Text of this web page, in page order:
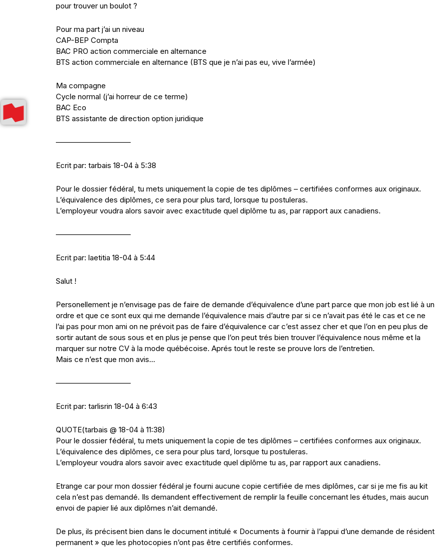
pour trouver un boulot ?
Pour ma part j’ai un niveau
CAP-BEP Compta
BAC PRO action commerciale en alternance
BTS action commerciale en alternance (BTS que je n’ai pas eu, vive l’armée)
Ma compagne
Cycle normal (j’ai horreur de ce terme)
BAC Eco
BTS assistante de direction option juridique
——————————
Ecrit par: tarbais 18-04 à 5:38
Pour le dossier fédéral, tu mets uniquement la copie de tes diplômes – certifiées conformes aux originaux.
L’équivalence des diplômes, ce sera pour plus tard, lorsque tu postuleras.
L’employeur voudra alors savoir avec exactitude quel diplôme tu as, par rapport aux canadiens.
——————————
Ecrit par: laetitia 18-04 à 5:44
Salut !
Personellement je n’envisage pas de faire de demande d’équivalence d’une part parce que mon job est lié à un
ordre et que ce sont eux qui me demande l’équivalence mais d’autre par si ce n’avait pas été le cas et ce ne
l’ai pas pour mon ami on ne prévoit pas de faire d’équivalence car c’est assez cher et que l’on en peu plus de
sortir autant de sous sous et en plus je pense que l’on peut trés bien trouver l’équivalence nous même et la
marquer sur notre CV à la mode québécoise. Aprés tout le reste se prouve lors de l’entretien.
Mais ce n’est que mon avis…
——————————
Ecrit par: tarlisrin 18-04 à 6:43
QUOTE(tarbais @ 18-04 à 11:38)
Pour le dossier fédéral, tu mets uniquement la copie de tes diplômes – certifiées conformes aux originaux.
L’équivalence des diplômes, ce sera pour plus tard, lorsque tu postuleras.
L’employeur voudra alors savoir avec exactitude quel diplôme tu as, par rapport aux canadiens.
Etrange car pour mon dossier fédéral je fourni aucune copie certifiée de mes diplômes, car si je me fis au kit
cela n’est pas demandé. Ils demandent effectivement de remplir la feuille concernant les études, mais aucun
envoi de papier lié aux diplômes n’ait demandé.
De plus, ils précisent bien dans le document intitulé « Documents à fournir à l’appui d’une demande de résident
permanent » que les photocopies n’ont pas être certifiés conformes.